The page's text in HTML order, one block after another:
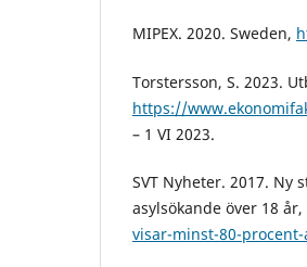
MIPEX. 2020. Sweden,
Torstersson, S. 2023.
https://
– 1 VI 2023.
SVT Nyheter. 2017. Ny
asylsökande över 18 år,
visar-minst-80-